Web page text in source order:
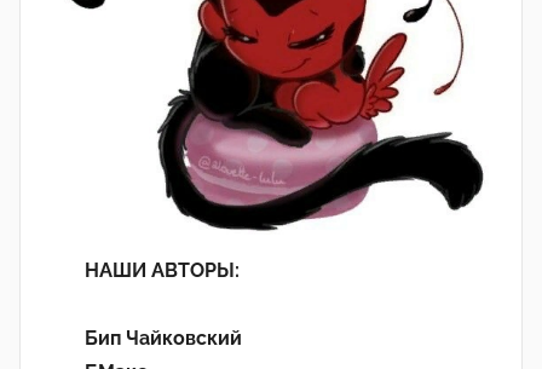
НАШИ АВТОРЫ:
Бип Чайковский